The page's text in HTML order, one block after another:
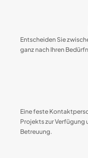
Entscheiden Sie
ganz nach Ihren
Eine feste
Projekts zur Verfügung
Betreuung.